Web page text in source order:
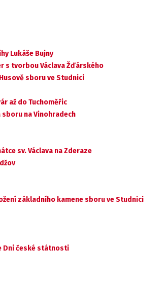
Lukáše Bujny
s tvorbou Václava Žďárského
sboru ve Studnici
až do Tuchoměřic
na Vinohradech
sv. Václava na Zderaze
základního kamene sboru ve Studnici
Dni české státnosti